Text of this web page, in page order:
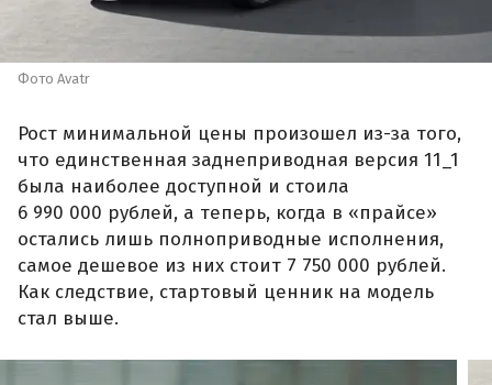
Фото Avatr
Рост минимальной цены произошел из-за того,
что единственная заднеприводная версия 11_1
была наиболее доступной и стоила
6 990 000 рублей, а теперь, когда в «прайсе»
остались лишь полноприводные исполнения,
самое дешевое из них стоит 7 750 000 рублей.
Как следствие, стартовый ценник на модель
стал выше.